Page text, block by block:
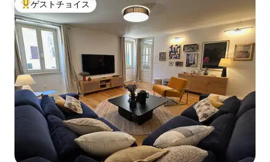
大好評のゲストチョイスです。
ゲストチョイス